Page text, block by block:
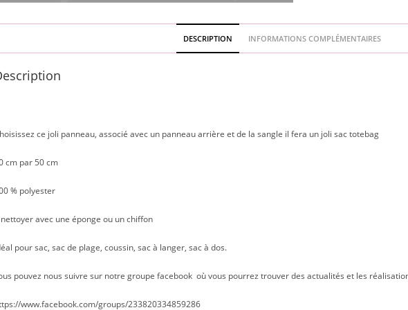
DESCRIPTION INFORMATIONS COMPLÉMENTAIRES
ce joli panneau, associé avec un panneau arrière et de la sangle il fera un joli sac totebag
cm par 50 cm
% polyester
avec une éponge ou un chiffon
pour sac, sac de plage, coussin, sac à langer, sac à dos.
pouvez nous suivre sur notre groupe facebook où vous pourrez trouver des actualités et les
www.facebook.com/groups/233820334859286